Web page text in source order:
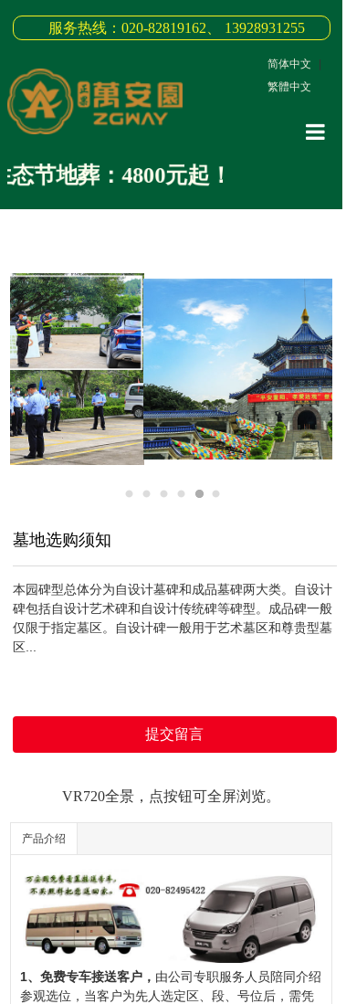
墓
缅怀
联系
服务热线：020-82819162、 13928931255
简体中文
繁體中文
节地葬：4800元起！
墓地选购须知
本园碑型总体分为自设计墓碑和成品墓碑两大类。自设计
碑包括自设计艺术碑和自设计传统碑等碑型。成品碑一般
仅限于指定墓区。自设计碑一般用于艺术墓区和尊贵型墓
区...
提交留言
VR720全景，点按钮可全屏浏览。
产品介绍
1、免费专车接送客户， 由公司专职服务人员陪同介绍
参观选位，当客户为先人选定区、段、号位后，需凭